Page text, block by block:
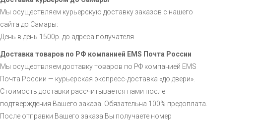
Мы осуществляем курьерскую доставку заказов с нашего
сайта до Самары:
День в день 1500р. до адреса получателя
Доставка товаров по РФ компанией EMS Почта России
Мы осуществляем доставку товаров по РФ компанией EMS
Почта России — курьерская экспресс-доставка «до двери».
Стоимость доставки рассчитывается нами после
подтверждения Вашего заказа. Обязательна 100% предоплата.
После отправки Вашего заказа Вы получаете номер